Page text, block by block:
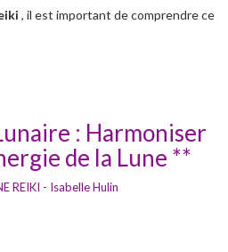
, il est important de comprendre ce
: Harmoniser
de la Lune **
REIKI - Isabelle Hulin